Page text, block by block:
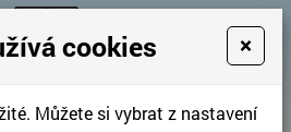
cookies ×
Můžete si vybrat z nastavení